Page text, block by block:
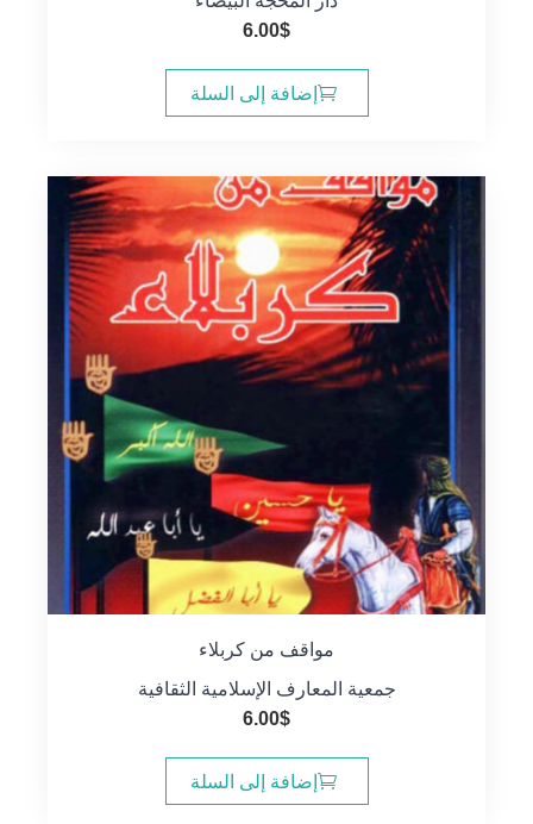
6.00$
إضافة إلى السلة
مواقف من كربلاء
جمعية المعارف الإسلامية الثقافية
6.00$
إضافة إلى السلة